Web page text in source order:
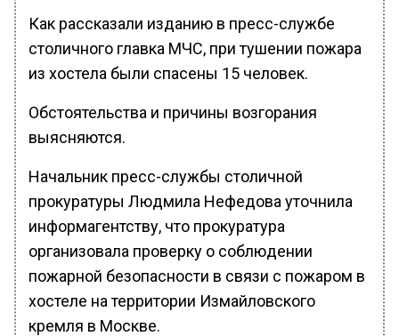
Как рассказали изданию в пресс-службе
столичного главка МЧС, при тушении пожара
из хостела были спасены 15 человек.
Обстоятельства и причины возгорания
выясняются.
Начальник пресс-службы столичной
прокуратуры Людмила Нефедова уточнила
информагентству, что прокуратура
организовала проверку о соблюдении
пожарной безопасности в связи с пожаром в
хостеле на территории Измайловского
кремля в Москве.